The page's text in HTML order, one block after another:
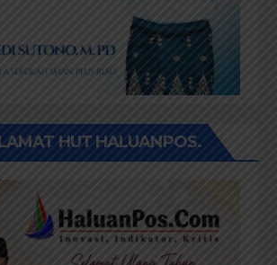
HUT HALUANPOS.